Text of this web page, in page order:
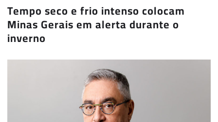
Tempo seco e frio intenso colocam
Minas Gerais em alerta durante o
inverno